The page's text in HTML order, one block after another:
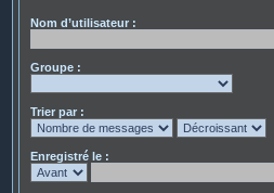
Nom d’utilisateur :
Groupe :
Trier par :
Enregistré le :